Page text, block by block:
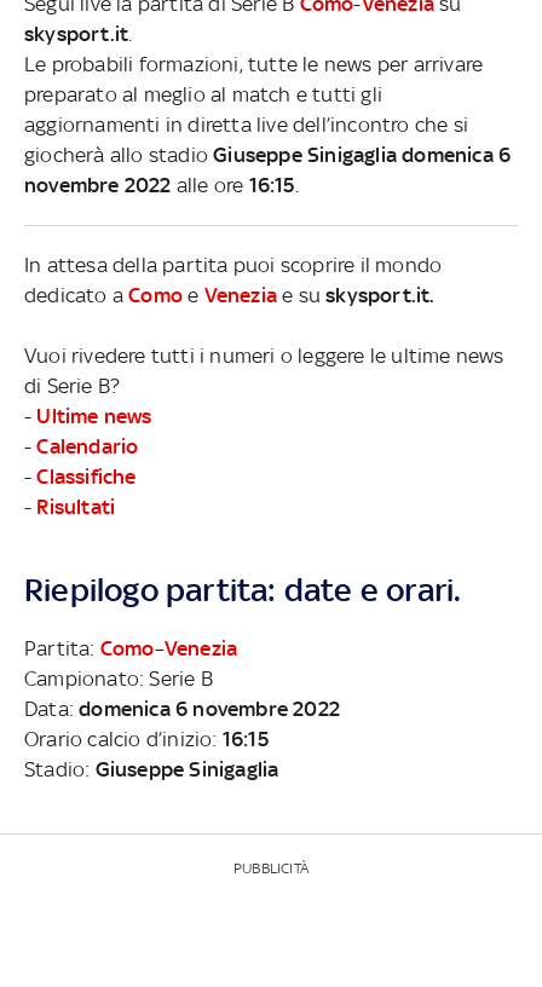
skysport.it
Le probabili formazioni, tutte le news per arrivare
preparato al meglio al match e tutti gli
aggiornamenti in diretta live dell’incontro che si
giocherà allo stadioGiuseppe Sinigaglia domenica 6
novembre 2022 alle ore 16:15
In attesa della partita puoi scoprire il mondo
dedicato aComo e Venezia e suskysport.it.
Vuoi rivedere tutti i numeri o leggere le ultime news
di Serie B?
- Ultime news
-Calendario
-Classifiche
- Risultati
Riepilogo partita: date e orari.
Partita: Como–Venezia
Campionato: Serie B
Data:domenica 6 novembre 2022
Orario calcio d’inizio: 16:15
Stadio: Giuseppe Sinigaglia
PUBBLICITÀ